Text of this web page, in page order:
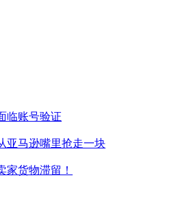
临账号验证
亚马逊嘴里抢走一块
家货物滞留！